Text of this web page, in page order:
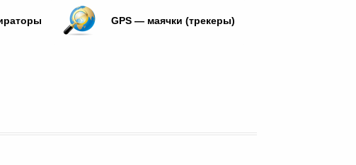
GPS — маячки (трекеры)